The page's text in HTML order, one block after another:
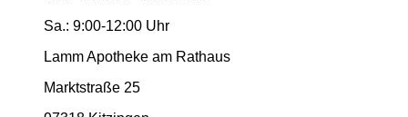
Sa.: 9:00-12:00 Uhr
Lamm Apotheke am Rathaus
Marktstraße 25